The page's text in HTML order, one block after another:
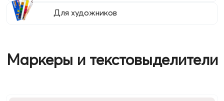
Для художников
Маркеры и текстовыделители